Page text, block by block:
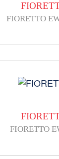
FIORETTO
FIORETTO